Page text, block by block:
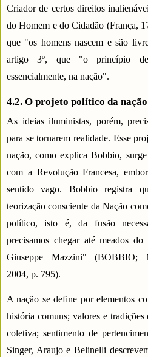
Criador de certos direitos
do Homem e do Cidadão (França,
que "os homens nascem e são
artigo 3º, que "o princípio
essencialmente, na nação".
4.2. O projeto político da nação
As ideias iluministas, porém,
para se tornarem realidade. Esse
nação, como explica Bobbio,
com a Revolução Francesa,
sentido vago. Bobbio registra
teorização consciente da Nação
político, isto é, da fusão
precisamos chegar até meados
Giuseppe Mazzini" (BOBBIO;
2004, p. 795).
A nação se define por elementos
história comuns; valores e
coletiva; sentimento de
Singer, Araujo e Belinelli